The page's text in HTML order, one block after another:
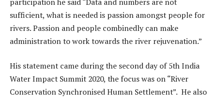
sufficient, what is needed is passion amongst people for
rivers. Passion and people combinedly can make
administration to work towards the river rejuvenation.”
His statement came during the second day of 5th India
Water Impact Summit 2020, the focus was on “River
Conservation Synchronised Human Settlement”. He also